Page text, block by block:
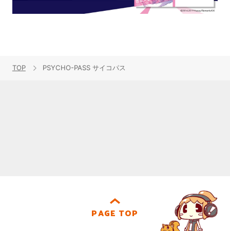
TOP PSYCHO-PASS サイコパス
PAGE TOP